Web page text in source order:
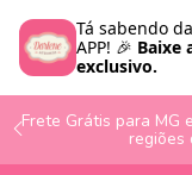
Frete Grátis para MG
regiões